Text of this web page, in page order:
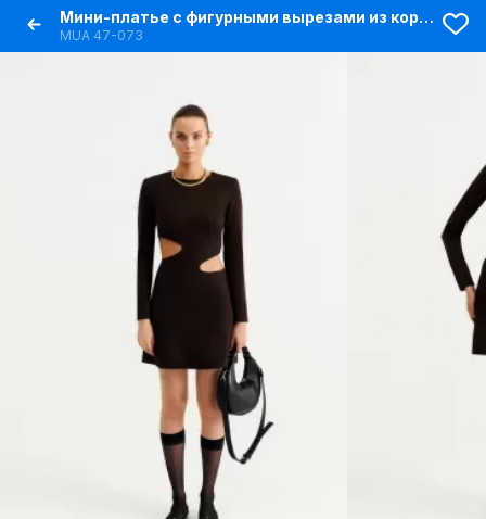
Мини-платье с фигурными вырезами из коричневого текстиля
MUA 47-073